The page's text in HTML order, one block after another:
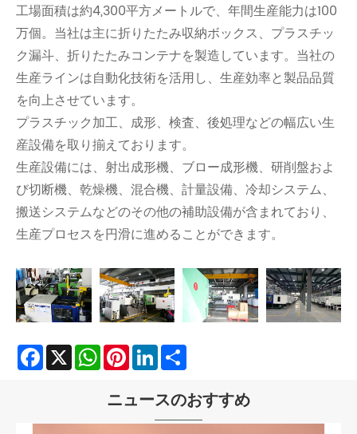
工場面積は約4,300平方メートルで、年間生産能力は100
万個。当社は主に折りたたみ収納ボックス、プラスチッ
ク漏斗、折りたたみコンテナを製造しています。当社の
生産ラインは自動化技術を活用し、生産効率と製品品質
を向上させています。
プラスチック加工、成形、検査、後処理などの幅広い生
産設備を取り揃えております。
生産設備には、射出成形機、ブロー成形機、研削盤およ
び切断機、乾燥機、混合機、計量設備、冷却システム、
搬送システムなどのその他の補助設備が含まれており、
生産プロセスを円滑に進めることができます。
Facebook
X WhatsApp
Pinterest
LinkedIn
ニュースのおすすめ